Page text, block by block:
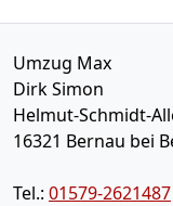
Umzug Max
Dirk Simon
Helmut-Schmidt-
16321 Bernau bei
Tel.: 01579-2621487